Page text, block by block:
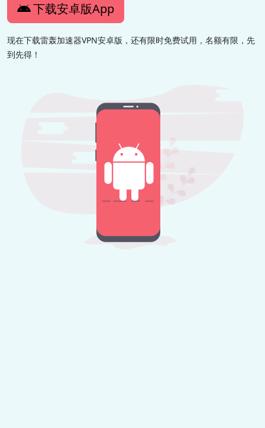
下载安卓版App
现在下载雷轰加速器VPN安卓版，还有限时免费试用，名额有限，先
到先得！